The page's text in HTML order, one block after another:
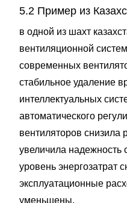
5.2 Пример из
в одной из шахт
вентиляционной
современных
стабильное удаление
интеллектуальных
автоматического
вентиляторов снизила
увеличила надежность
уровень энергозатрат
эксплуатационные
уменьшены.